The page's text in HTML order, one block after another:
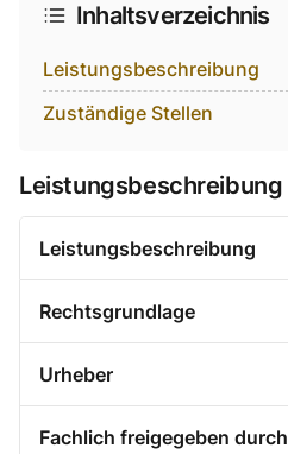
Inhaltsverzeichnis
Leistungsbeschreibung
Zuständige Stellen
Leistungsbeschreibung
Leistungsbeschreibung
Rechtsgrundlage
Urheber
Fachlich freigegeben durch